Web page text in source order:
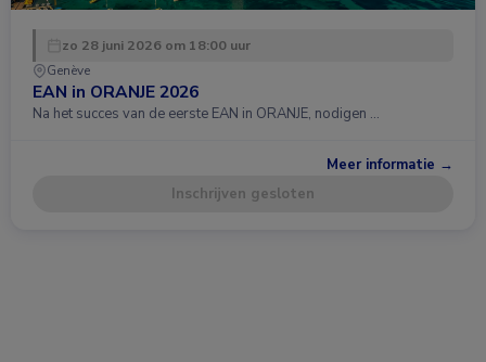
zo 28 juni 2026 om 18:00 uur
Genève
EAN in ORANJE 2026
Na het succes van de eerste EAN in ORANJE, nodigen …
Meer informatie →
Inschrijven gesloten